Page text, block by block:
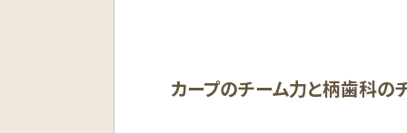
カープのチーム力と柄歯科の